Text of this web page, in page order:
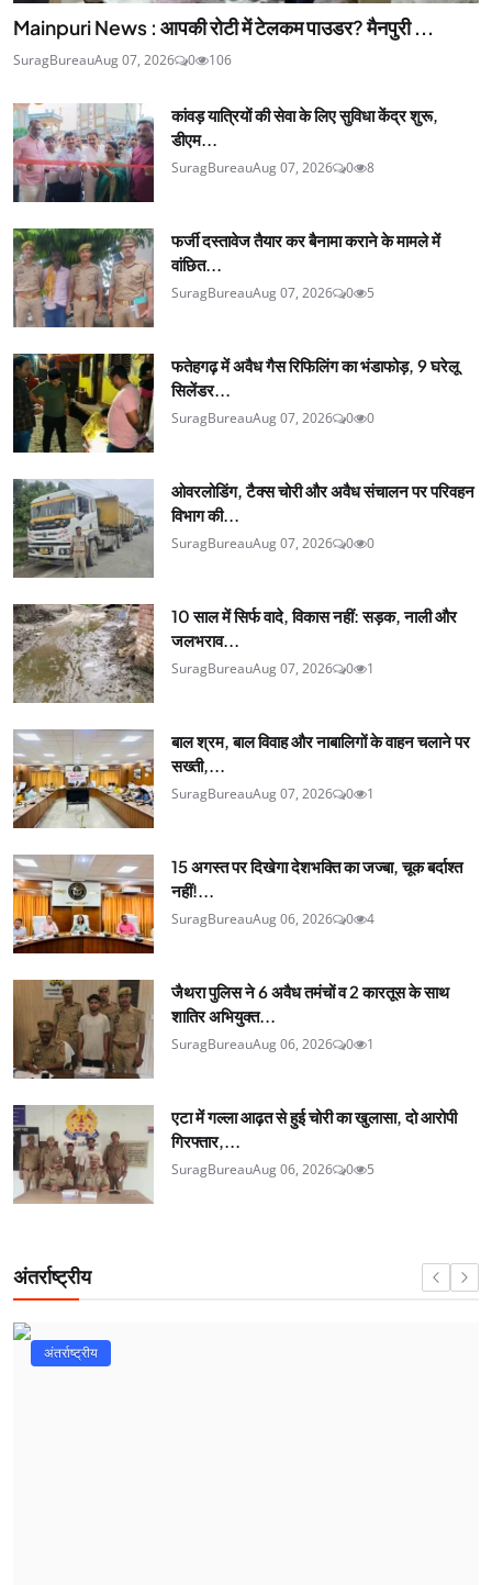
Mainpuri News : आपकी रोटी में टेलकम पाउडर? मैनपुरी ...
SuragBureauAug 07, 2026 0 106
कांवड़ यात्रियों की सेवा के लिए सुविधा केंद्र शुरू,
डीएम...
SuragBureauAug 07, 2026 0 8
फर्जी दस्तावेज तैयार कर बैनामा कराने के मामले में
वांछित...
SuragBureauAug 07, 2026 0 5
फतेहगढ़ में अवैध गैस रिफिलिंग का भंडाफोड़, 9 घरेलू
सिलेंडर...
SuragBureauAug 07, 2026 0 0
ओवरलोडिंग, टैक्स चोरी और अवैध संचालन पर परिवहन
विभाग की...
SuragBureauAug 07, 2026 0 0
10 साल में सिर्फ वादे, विकास नहीं: सड़क, नाली और
जलभराव...
SuragBureauAug 07, 2026 0 1
बाल श्रम, बाल विवाह और नाबालिगों के वाहन चलाने पर
सख्ती,...
SuragBureauAug 07, 2026 0 1
15 अगस्त पर दिखेगा देशभक्ति का जज्बा, चूक बर्दाश्त
नहीं!...
SuragBureauAug 06, 2026 0 4
जैथरा पुलिस ने 6 अवैध तमंचों व 2 कारतूस के साथ
शातिर अभियुक्त...
SuragBureauAug 06, 2026 0 1
एटा में गल्ला आढ़त से हुई चोरी का खुलासा, दो आरोपी
गिरफ्तार,...
SuragBureauAug 06, 2026 0 5
अंतर्राष्ट्रीय
अंतर्राष्ट्रीय